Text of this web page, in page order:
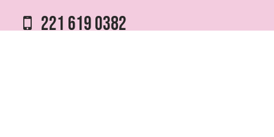
221 619 0382